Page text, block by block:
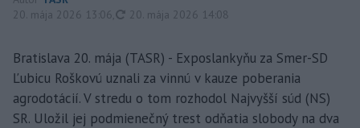
20. mája 2026 13:06
aktualizované
20. mája 2026 14:08
Bratislava 20. mája (TASR) - Exposlankyňu za Smer-SD
Ľubicu Roškovú uznali za vinnú v kauze poberania
agrodotácií. V stredu o tom rozhodol Najvyšší súd (NS)
SR. Uložil jej podmienečný trest odňatia slobody na dva